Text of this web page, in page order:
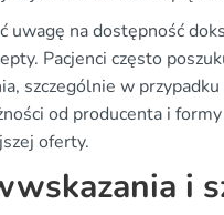
uwagę na dostępność
Pacjenci często
szczególnie w
od producenta i
oferty.
i